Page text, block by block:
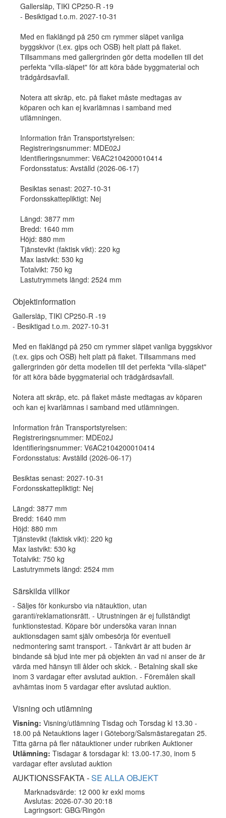
Gallersläp, TIKI CP250-R -19
- Besiktigad t.o.m. 2027-10-31
Med en flaklängd på 250 cm rymmer släpet vanliga
byggskivor (t.ex. gips och OSB) helt platt på flaket.
Tillsammans med gallergrinden gör detta modellen till det
perfekta "villa-släpet" för att köra både byggmaterial och
trädgårdsavfall.
Notera att skräp, etc. på flaket måste medtagas av
köparen och kan ej kvarlämnas i samband med
utlämningen.
Information från Transportstyrelsen:
Registreringsnummer: MDE02J
Identifieringsnummer: V6AC2104200010414
Fordonsstatus: Avställd (2026-06-17)
Besiktas senast: 2027-10-31
Fordonsskattepliktigt: Nej
Längd: 3877 mm
Bredd: 1640 mm
Höjd: 880 mm
Tjänstevikt (faktisk vikt): 220 kg
Max lastvikt: 530 kg
Totalvikt: 750 kg
Lastutrymmets längd: 2524 mm
Objektinformation
Gallersläp, TIKI CP250-R -19
- Besiktigad t.o.m. 2027-10-31
Med en flaklängd på 250 cm rymmer släpet vanliga byggskivor
(t.ex. gips och OSB) helt platt på flaket. Tillsammans med
gallergrinden gör detta modellen till det perfekta "villa-släpet"
för att köra både byggmaterial och trädgårdsavfall.
Notera att skräp, etc. på flaket måste medtagas av köparen
och kan ej kvarlämnas i samband med utlämningen.
Information från Transportstyrelsen:
Registreringsnummer: MDE02J
Identifieringsnummer: V6AC2104200010414
Fordonsstatus: Avställd (2026-06-17)
Besiktas senast: 2027-10-31
Fordonsskattepliktigt: Nej
Längd: 3877 mm
Bredd: 1640 mm
Höjd: 880 mm
Tjänstevikt (faktisk vikt): 220 kg
Max lastvikt: 530 kg
Totalvikt: 750 kg
Lastutrymmets längd: 2524 mm
Särskilda villkor
- Säljes för konkursbo via nätauktion, utan
garanti/reklamationsrätt. - Utrustningen är ej fullständigt
funktionstestad. Köpare bör undersöka varan innan
auktionsdagen samt själv ombesörja för eventuell
nedmontering samt transport. - Tänkvärt är att buden är
bindande så bjud inte mer på objekten än vad ni anser de är
värda med hänsyn till ålder och skick. - Betalning skall ske
inom 3 vardagar efter avslutad auktion. - Föremålen skall
avhämtas inom 5 vardagar efter avslutad auktion.
Visning och utlämning
Visning: Visning/utlämning Tisdag och Torsdag kl 13.30 -
18.00 på Netauktions lager i Göteborg/Salsmästaregatan 25.
Titta gärna på fler nätauktioner under rubriken Auktioner
Utlämning: Tisdagar & torsdagar kl: 13.00-17.30, inom 5
vardagar efter avslutad auktion
AUKTIONSSFAKTA -SE ALLA OBJEKT
Marknadsvärde: 12 000 kr exkl moms
Avslutas: 2026-07-30 20:18
Lagringsort: GBG/Ringön